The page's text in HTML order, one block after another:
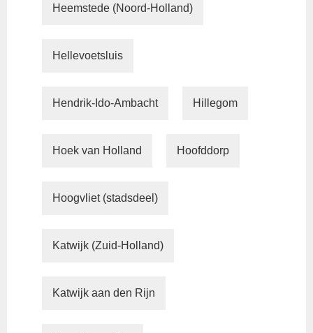
Heemstede (Noord-Holland)
Hellevoetsluis
Hendrik-Ido-Ambacht Hillegom
Hoek van Holland Hoofddorp
Hoogvliet (stadsdeel)
Katwijk (Zuid-Holland)
Katwijk aan den Rijn